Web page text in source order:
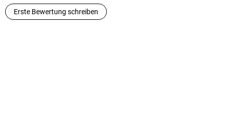
Erste Bewertung schreiben